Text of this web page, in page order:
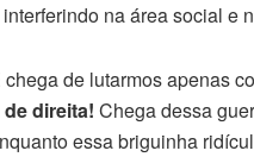
na área social e
de lutarmos apenas
direita! Chega dessa
essa briguinha